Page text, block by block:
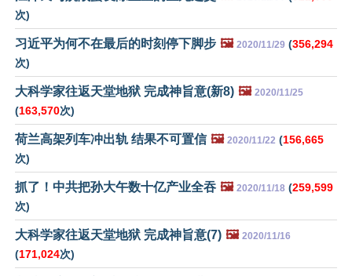
次)
习近平为何不在最后的时刻停下脚步 🖼️ 2020/11/29 (356,294
次)
大科学家往返天堂地狱 完成神旨意(新8) 🖼️ 2020/11/25
(163,570次)
荷兰高架列车冲出轨 结果不可置信 🖼️ 2020/11/22 (156,665
次)
抓了！中共把孙大午数十亿产业全吞 🖼️ 2020/11/18 (259,599
次)
大科学家往返天堂地狱 完成神旨意(7) 🖼️ 2020/11/16
(171,024次)